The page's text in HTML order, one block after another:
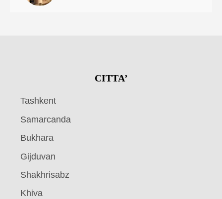
CITTA’
Tashkent
Samarcanda
Bukhara
Gijduvan
Shakhrisabz
Khiva